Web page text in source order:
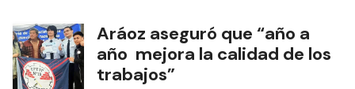
Aráoz aseguró que “año a
año mejora la calidad de los
trabajos”